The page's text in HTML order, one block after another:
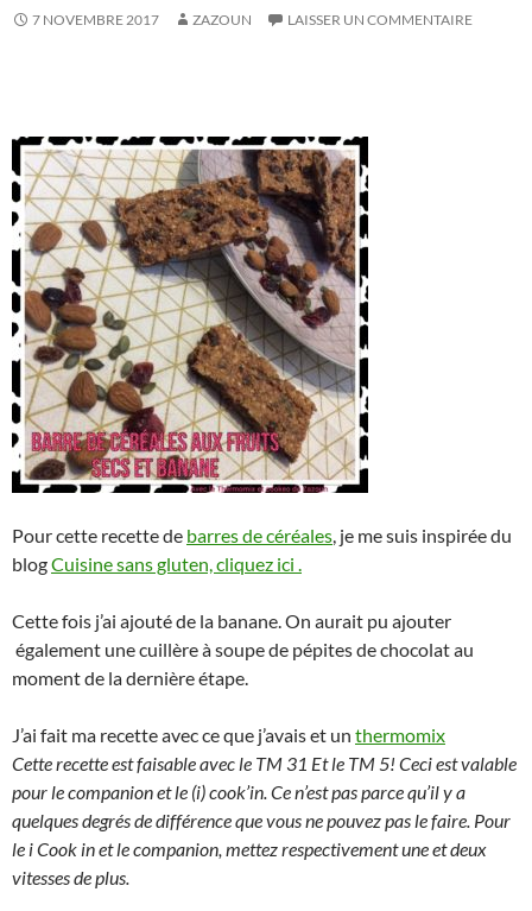
7 NOVEMBRE 2017 ZAZOUN LAISSER UN COMMENTAIRE
Pour cette recette de barres de céréales, je me suis inspirée du
blogCuisine sans gluten, cliquez ici .
Cette fois j’ai ajouté de la banane. On aurait pu ajouter
également une cuillère à soupe de pépites de chocolat au
moment de la dernière étape.
J’ai fait ma recette avec ce que j’avais et un thermomix
Cette recette est faisable avec le TM 31 Et le TM 5! Ceci est valable
pour le companion et le (i) cook’in. Ce n’est pas parce qu’il y a
quelques degrés de différence que vous ne pouvez pas le faire. Pour
le i Cook in et le companion, mettez respectivement une et deux
vitesses de plus.